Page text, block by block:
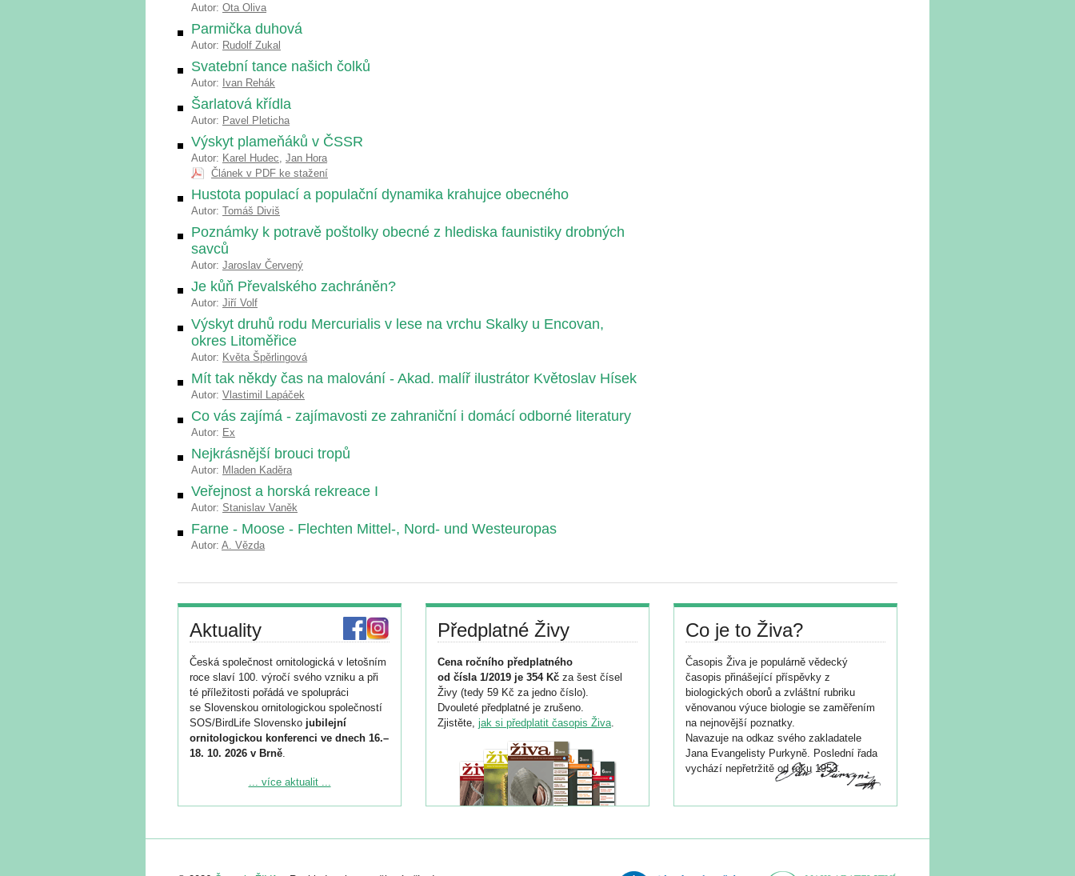
Autor: Ota Oliva
Parmička duhová
Autor: Rudolf Zukal
Svatební tance našich čolků
Autor: Ivan Rehák
Šarlatová křídla
Autor: Pavel Pleticha
Výskyt plameňáků v ČSSR
Autor: Karel Hudec, Jan Hora
Článek v PDF ke stažení
Hustota populací a populační dynamika krahujce obecného
Autor: Tomáš Diviš
Poznámky k potravě poštolky obecné z hlediska faunistiky drobných
savců
Autor: Jaroslav Červený
Je kůň Převalského zachráněn?
Autor: Jiří Volf
Výskyt druhů rodu Mercurialis v lese na vrchu Skalky u Encovan,
okres Litoměřice
Autor: Květa Špěrlingová
Mít tak někdy čas na malování - Akad. malíř ilustrátor Květoslav Hísek
Autor: Vlastimil Lapáček
Co vás zajímá - zajímavosti ze zahraniční i domácí odborné literatury
Autor: Ex
Nejkrásnější brouci tropů
Autor: Mladen Kaděra
Veřejnost a horská rekreace I
Autor: Stanislav Vaněk
Farne - Moose - Flechten Mittel-, Nord- und Westeuropas
Autor: A. Vězda
Aktuality
Česká společnost ornitologická v letošním
roce slaví 100. výročí svého vzniku a při
té příležitosti pořádá ve spolupráci
se Slovenskou ornitologickou společností
SOS/BirdLife Slovensko jubilejní
ornitologickou konferenci ve dnech 16.–
18. 10. 2026 v Brně.
Podrobnější informace ke konferenci
Registrovat se můžete do 6. září.
... více aktualit ...
Předplatné Živy
Cena ročního předplatného
od čísla 1/2019 je 354 Kč za šest čísel
Živy (tedy 59 Kč za jedno číslo).
Dvouleté předplatné je zrušeno.
Zjistěte, jak si předplatit časopis Živa.
Co je to Živa?
Časopis Živa je populárně vědecký
časopis přinášející příspěvky z
biologických oborů a zvláštní rubriku
věnovanou výuce biologie se zaměřením
na nejnovější poznatky.
Navazuje na odkaz svého zakladatele
Jana Evangelisty Purkyně. Poslední řada
vychází nepřetržitě od roku 1953.